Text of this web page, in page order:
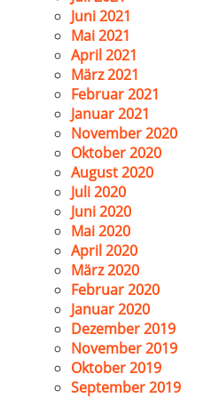
Juni 2021
Mai 2021
April 2021
März 2021
Februar 2021
Januar 2021
November 2020
Oktober 2020
August 2020
Juli 2020
Juni 2020
Mai 2020
April 2020
März 2020
Februar 2020
Januar 2020
Dezember 2019
November 2019
Oktober 2019
September 2019